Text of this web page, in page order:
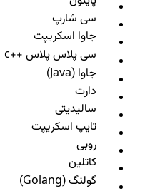
سی شارپ
جاوا اسکریپت
سی پلاس پلاس ++c
جاوا (Java)
دارت
سالیدیتی
تایپ اسکریپت
روبی
کاتلین
گولنگ (Golang)